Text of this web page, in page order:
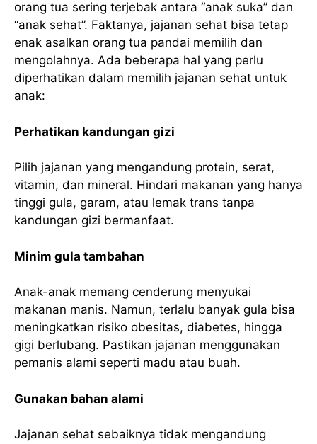
orang tua sering terjebak antara “anak suka” dan
“anak sehat”. Faktanya, jajanan sehat bisa tetap
enak asalkan orang tua pandai memilih dan
mengolahnya. Ada beberapa hal yang perlu
diperhatikan dalam memilih jajanan sehat untuk
anak:
Perhatikan kandungan gizi
Pilih jajanan yang mengandung protein, serat,
vitamin, dan mineral. Hindari makanan yang hanya
tinggi gula, garam, atau lemak trans tanpa
kandungan gizi bermanfaat.
Minim gula tambahan
Anak-anak memang cenderung menyukai
makanan manis. Namun, terlalu banyak gula bisa
meningkatkan risiko obesitas, diabetes, hingga
gigi berlubang. Pastikan jajanan menggunakan
pemanis alami seperti madu atau buah.
Gunakan bahan alami
Jajanan sehat sebaiknya tidak mengandung